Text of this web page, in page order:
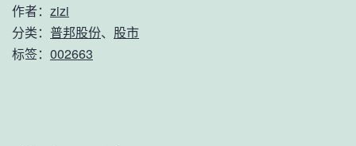
作者： zizi
分类： 普邦股份、 股市
标签： 002663